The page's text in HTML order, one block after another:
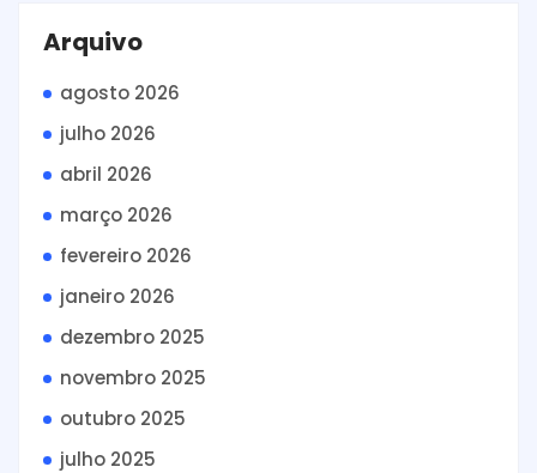
Arquivo
agosto 2026
julho 2026
abril 2026
março 2026
fevereiro 2026
janeiro 2026
dezembro 2025
novembro 2025
outubro 2025
julho 2025